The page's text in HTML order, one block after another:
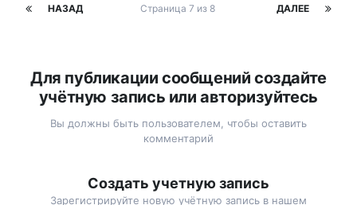
НАЗАД ДАЛЕЕ
Страница 7 из 8
Для публикации сообщений создайте
учётную запись или авторизуйтесь
Вы должны быть пользователем, чтобы оставить
комментарий
Создать учетную запись
Зарегистрируйте новую учётную запись в нашем